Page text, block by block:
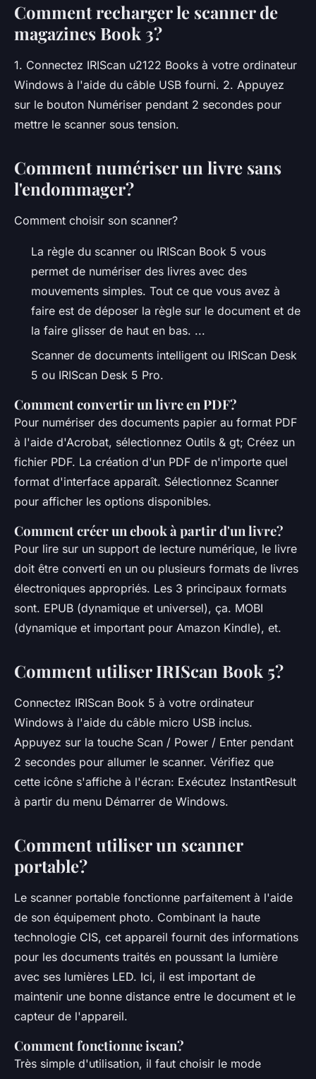
Comment scanner avec
IRIScan book ?
•5 octobre 2022•2 min de lecture
Comment recharger le scanner de
magazines Book 3?
1. Connectez IRIScan u2122 Books à votre ordinateur
Windows à l'aide du câble USB fourni. 2. Appuyez
sur le bouton Numériser pendant 2 secondes pour
mettre le scanner sous tension.
Comment numériser un livre sans
l'endommager?
Comment choisir son scanner?
La règle du scanner ou IRIScan Book 5 vous
permet de numériser des livres avec des
mouvements simples. Tout ce que vous avez à
faire est de déposer la règle sur le document et de
la faire glisser de haut en bas. ...
Scanner de documents intelligent ou IRIScan Desk
5 ou IRIScan Desk 5 Pro.
Comment convertir un livre en PDF?
Pour numériser des documents papier au format PDF
à l'aide d'Acrobat, sélectionnez Outils & gt; Créez un
fichier PDF. La création d'un PDF de n'importe quel
format d'interface apparaît. Sélectionnez Scanner
pour afficher les options disponibles.
Comment créer un ebook à partir d'un livre?
Pour lire sur un support de lecture numérique, le livre
doit être converti en un ou plusieurs formats de livres
électroniques appropriés. Les 3 principaux formats
sont. EPUB (dynamique et universel), ça. MOBI
(dynamique et important pour Amazon Kindle), et.
Comment utiliser IRIScan Book 5?
Connectez IRIScan Book 5 à votre ordinateur
Windows à l'aide du câble micro USB inclus.
Appuyez sur la touche Scan / Power / Enter pendant
2 secondes pour allumer le scanner. Vérifiez que
cette icône s'affiche à l'écran: Exécutez InstantResult
à partir du menu Démarrer de Windows.
Comment utiliser un scanner
portable?
Le scanner portable fonctionne parfaitement à l'aide
de son équipement photo. Combinant la haute
technologie CIS, cet appareil fournit des informations
pour les documents traités en poussant la lumière
avec ses lumières LED. Ici, il est important de
maintenir une bonne distance entre le document et le
capteur de l'appareil.
Comment fonctionne iscan?
Très simple d'utilisation, il faut choisir le mode